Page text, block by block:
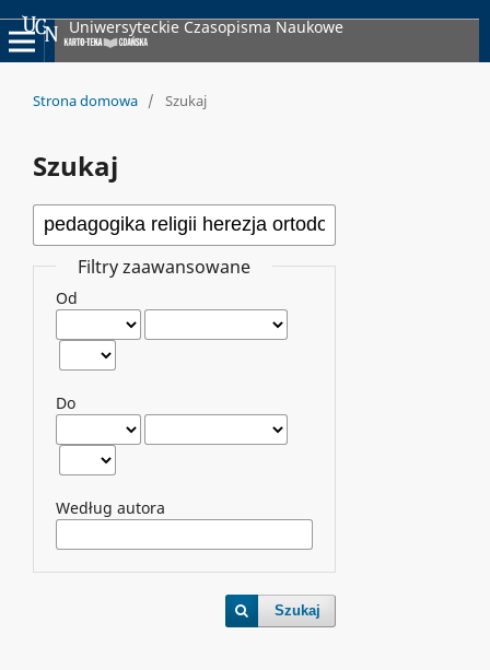
Uniwersyteckie Czasopisma Naukowe
Strona domowa / Szukaj
Szukaj
Filtry zaawansowane
Od
Do
Według autora
Szukaj